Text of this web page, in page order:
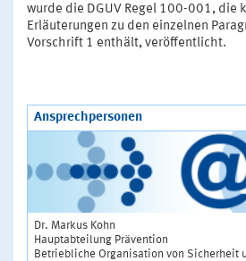
wurde die DGUV Regel 100-001, die
Erläuterungen zu den einzelnen
Vorschrift 1 enthält, veröffentlicht.
Ansprechpersonen
Dr. Markus Kohn
Hauptabteilung Prävention
Betriebliche Organisation von Sicherheit